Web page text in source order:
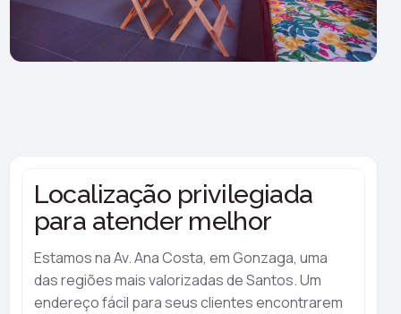
Localização privilegiada
para atender melhor
Estamos na Av. Ana Costa, em Gonzaga, uma
das regiões mais valorizadas de Santos. Um
endereço fácil para seus clientes encontrarem